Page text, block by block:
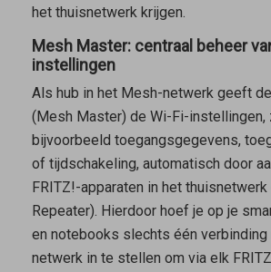
het thuisnetwerk krijgen.
Mesh Master: centraal beheer
instellingen
Als hub in het Mesh-netwerk geeft
( Mesh Master) de Wi-Fi-instellingen,
bijvoorbeeld toegangsgegevens,
of tijdschakeling, automatisch door
FRITZ!-apparaten in het thuisnetwerk
Repeater). Hierdoor hoef je op je
en notebooks slechts één
netwerk in te stellen om via elk